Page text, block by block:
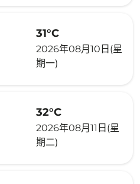
31°C
2026年08月10日(星
期一)
32°C
2026年08月11日(星
期二)